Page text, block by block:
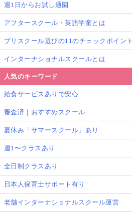
週1日からお試し通園
アフタースクール・英語学童とは
プリスクール選びの11のチェックポイント
インターナショナルスクールとは
人気のキーワード
給食サービスありで安心
審査済｜おすすめスクール
夏休み「サマースクール」あり
週1〜クラスあり
全日制クラスあり
日本人保育士サポート有り
老舗インターナショナルスクール運営